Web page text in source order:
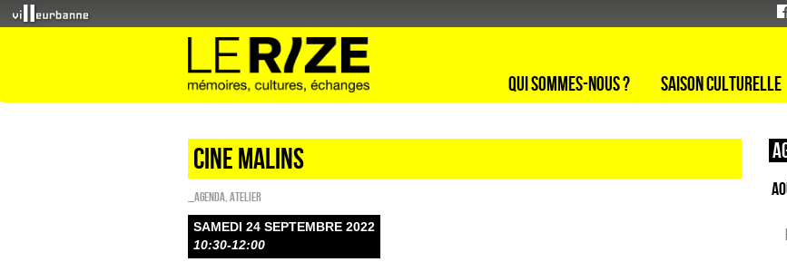
Qui sommes-nous ? Saison culturelle
CINE MALINS
_Agenda Atelier
SAMEDI 24 SEPTEMBRE 2022
10:30-12:00